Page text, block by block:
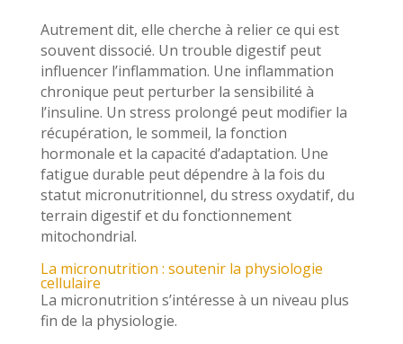
Autrement dit, elle cherche à relier ce qui est
souvent dissocié. Un trouble digestif peut
influencer l’inflammation. Une inflammation
chronique peut perturber la sensibilité à
l’insuline. Un stress prolongé peut modifier la
récupération, le sommeil, la fonction
hormonale et la capacité d’adaptation. Une
fatigue durable peut dépendre à la fois du
statut micronutritionnel, du stress oxydatif, du
terrain digestif et du fonctionnement
mitochondrial.
La micronutrition : soutenir la physiologie
cellulaire
La micronutrition s’intéresse à un niveau plus
fin de la physiologie.